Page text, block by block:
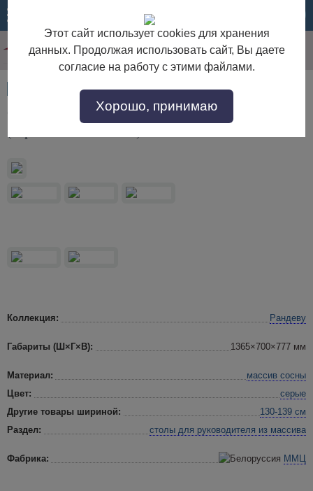
53411
Стол письменный "Рандеву" 03 из массива сосны
Коллекция: Рандеву
Габариты (Ш×Г×В): 1365×700×777 мм
Материал:
массив сосны
Цвет:
серые
Другие товары шириной:
130-139 см
Раздел:
столы для руководителя из массива
Фабрика: ММЦ
Этот сайт использует cookies для хранения
данных. Продолжая использовать сайт, Вы даете
согласие на работу с этими файлами.
Хорошо, принимаю